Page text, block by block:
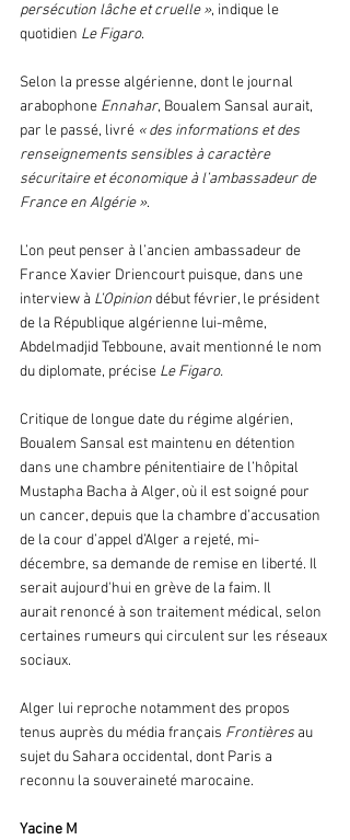
persécution lâche et cruelle », indique le
quotidien Le Figaro.
Selon la presse algérienne, dont le journal
arabophone Ennahar, Boualem Sansal aurait,
par le passé, livré « des informations et des
renseignements sensibles à caractère
sécuritaire et économique à l’ambassadeur de
France en Algérie ».
L’on peut penser à l’ancien ambassadeur de
France Xavier Driencourt puisque, dans une
interview à L’Opinion début février, le président
de la République algérienne lui-même,
Abdelmadjid Tebboune, avait mentionné le nom
du diplomate, précise Le Figaro.
Critique de longue date du régime algérien,
Boualem Sansal est maintenu en détention
dans une chambre pénitentiaire de l’hôpital
Mustapha Bacha à Alger, où il est soigné pour
un cancer, depuis que la chambre d’accusation
de la cour d’appel d’Alger a rejeté, mi-
décembre, sa demande de remise en liberté. Il
serait aujourd'hui en grève de la faim. Il
aurait renoncé à son traitement médical, selon
certaines rumeurs qui circulent sur les réseaux
sociaux.
Alger lui reproche notamment des propos
tenus auprès du média français Frontières au
sujet du Sahara occidental, dont Paris a
reconnu la souveraineté marocaine.
Yacine M